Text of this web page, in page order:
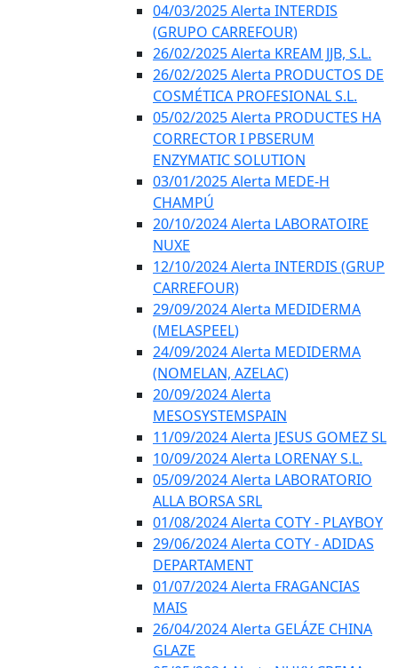
04/03/2025 Alerta INTERDIS
(GRUPO CARREFOUR)
26/02/2025 Alerta KREAM JJB, S.L.
26/02/2025 Alerta PRODUCTOS DE
COSMÉTICA PROFESIONAL S.L.
05/02/2025 Alerta PRODUCTES HA
CORRECTOR I PBSERUM
ENZYMATIC SOLUTION
03/01/2025 Alerta MEDE-H
CHAMPÚ
20/10/2024 Alerta LABORATOIRE
NUXE
12/10/2024 Alerta INTERDIS (GRUP
CARREFOUR)
29/09/2024 Alerta MEDIDERMA
(MELASPEEL)
24/09/2024 Alerta MEDIDERMA
(NOMELAN, AZELAC)
20/09/2024 Alerta
MESOSYSTEMSPAIN
11/09/2024 Alerta JESUS GOMEZ SL
10/09/2024 Alerta LORENAY S.L.
05/09/2024 Alerta LABORATORIO
ALLA BORSA SRL
01/08/2024 Alerta COTY - PLAYBOY
29/06/2024 Alerta COTY - ADIDAS
DEPARTAMENT
01/07/2024 Alerta FRAGANCIAS
MAIS
26/04/2024 Alerta GELÁZE CHINA
GLAZE